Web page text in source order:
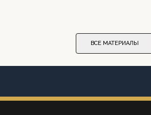
ВСЕ МАТЕРИАЛЫ